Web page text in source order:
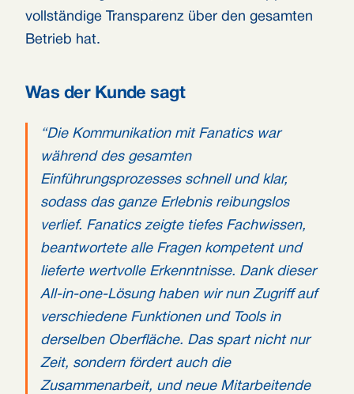
vollständige Transparenz über den gesamten
Betrieb hat.
Was der Kunde sagt
“Die Kommunikation mit Fanatics war
während des gesamten
Einführungsprozesses schnell und klar,
sodass das ganze Erlebnis reibungslos
verlief. Fanatics zeigte tiefes Fachwissen,
beantwortete alle Fragen kompetent und
lieferte wertvolle Erkenntnisse. Dank dieser
All-in-one-Lösung haben wir nun Zugriff auf
verschiedene Funktionen und Tools in
derselben Oberfläche. Das spart nicht nur
Zeit, sondern fördert auch die
Zusammenarbeit, und neue Mitarbeitende